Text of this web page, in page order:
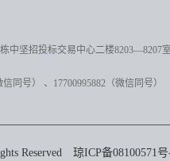
中坚招投标交易中心二楼8203—8207
同号）
、17700995882 （微信同号）
Reserved 琼ICP备08100571